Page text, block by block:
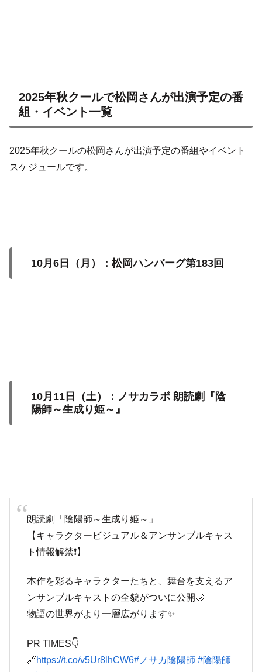
2025年秋クールで松岡さんが出演予定の番
組・イベント一覧
2025年秋クールの松岡さんが出演予定の番組やイベント
スケジュールです。
10月6日（月）：松岡ハンバーグ第183回
10月11日（土）：ノサカラボ 朗読劇『陰
陽師～生成り姫～』
朗読劇「陰陽師～生成り姫～」
【キャラクタービジュアル＆アンサンブルキャス
ト情報解禁❗️】
本作を彩るキャラクターたちと、舞台を支えるア
ンサンブルキャストの全貌がついに公開🌙
物語の世界がより一層広がります✨
PR TIMES👇
🔗https://t.co/v5Ur8lhCW6#ノサカ陰陽師 #陰陽師